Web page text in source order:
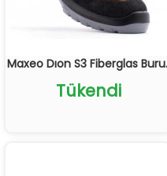
Maxeo Dıon S3 Fiberglas
Tükendi